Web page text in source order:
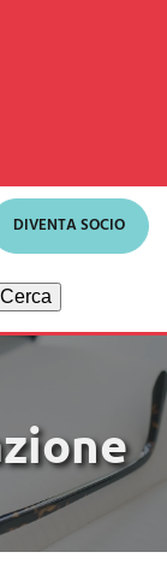
DIVENTA SOCIO